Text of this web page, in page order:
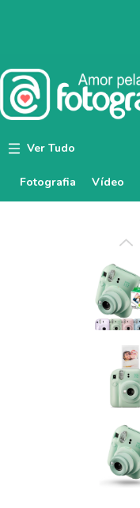
Ver Tudo
Fotografia Vídeo